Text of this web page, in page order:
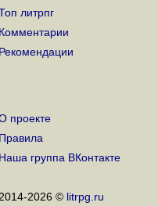
литрпг
Комментарии
Рекомендации
проекте
Правила
Наша группа ВКонтакте
2014-2026 © litrpg.ru